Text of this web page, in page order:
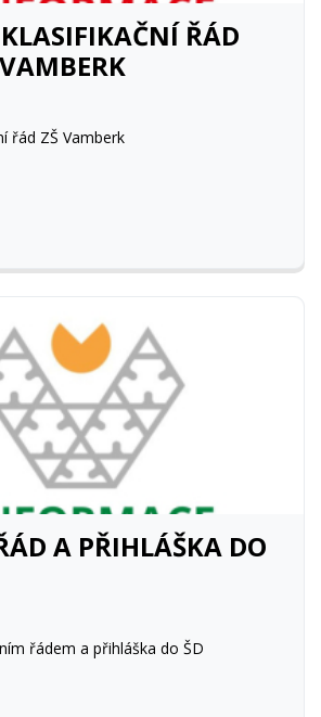
ŘÁD
řád ZŠ Vamberk
A PŘIHLÁŠKA DO
řádem a přihláška do ŠD